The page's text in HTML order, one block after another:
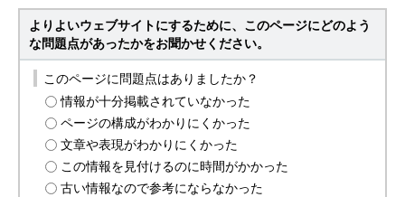
よりよいウェブサイトにするために、このページにどのよう
な問題点があったかをお聞かせください。
このページに問題点はありましたか？
情報が十分掲載されていなかった
ページの構成がわかりにくかった
文章や表現がわかりにくかった
この情報を見付けるのに時間がかかった
古い情報なので参考にならなかった